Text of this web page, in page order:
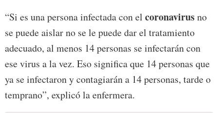
“Si es una persona infectada con el coronavirusno
se puede aislar no se le puede dar el tratamiento
adecuado, al menos 14 personas se infectarán con
ese virus a la vez. Eso significa que 14 personas que
ya se infectaron y contagiarán a 14 personas, tarde o
temprano”, explicó la enfermera.